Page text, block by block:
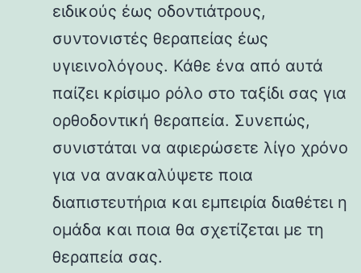
ειδικούς έως οδοντιάτρους,
συντονιστές θεραπείας έως
υγιεινολόγους. Κάθε ένα από αυτά
παίζει κρίσιμο ρόλο στο ταξίδι σας για
ορθοδοντική θεραπεία. Συνεπώς,
συνιστάται να αφιερώσετε λίγο χρόνο
για να ανακαλύψετε ποια
διαπιστευτήρια και εμπειρία διαθέτει η
ομάδα και ποια θα σχετίζεται με τη
θεραπεία σας.